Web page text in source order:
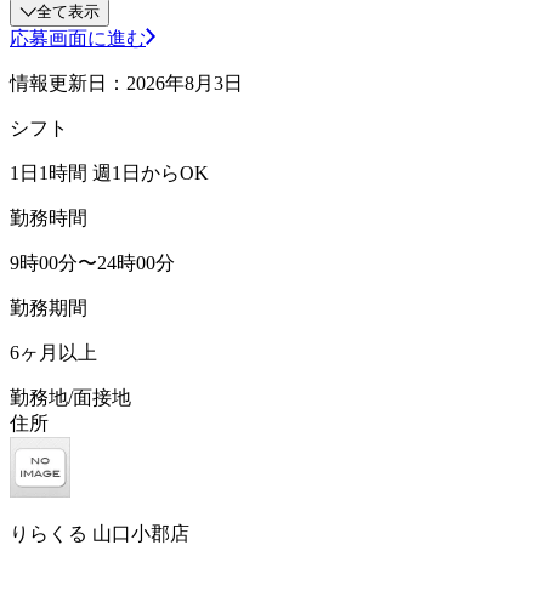
全て表示
応募画面に進む
情報更新日：2026年8月3日
シフト
1日1時間 週1日からOK
勤務時間
9時00分〜24時00分
勤務期間
6ヶ月以上
勤務地/面接地
住所
りらくる 山口小郡店